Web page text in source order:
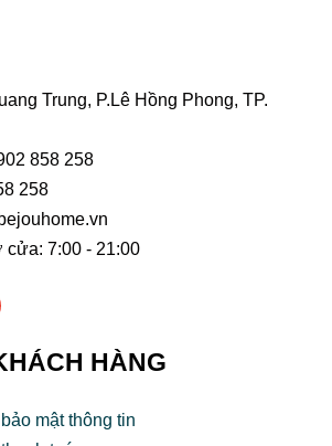
Trung, P.Lê Hồng Phong, TP.
858 258
258
7:00 - 21:00
HÀNG
mật thông tin